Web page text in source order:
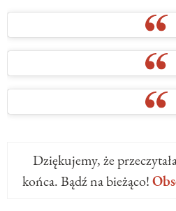
Dziękujemy, że
końca. Bądź na bieżąco!